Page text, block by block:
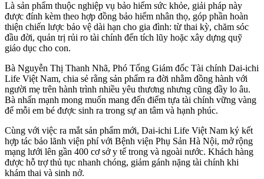
Là sản phẩm thuộc nghiệp vụ bảo hiểm sức khỏe, giải pháp này
được đính kèm theo hợp đồng bảo hiểm nhân thọ, góp phần hoàn
thiện chiến lược bảo vệ dài hạn cho gia đình: từ thai kỳ, chăm sóc
đầu đời, quản trị rủi ro tài chính đến tích lũy hoặc xây dựng quỹ
giáo dục cho con.
Bà Nguyễn Thị Thanh Nhã, Phó Tổng Giám đốc Tài chính Dai-ichi
Life Việt Nam, chia sẻ rằng sản phẩm ra đời nhằm đồng hành với
người mẹ trên hành trình nhiều yêu thương nhưng cũng đầy lo âu.
Bà nhấn mạnh mong muốn mang đến điểm tựa tài chính vững vàng
để mỗi em bé được sinh ra trong sự an tâm và hạnh phúc.
Cùng với việc ra mắt sản phẩm mới, Dai-ichi Life Việt Nam ký kết
hợp tác bảo lãnh viện phí với Bệnh viện Phụ Sản Hà Nội, mở rộng
mạng lưới lên gần 400 cơ sở y tế trong và ngoài nước. Khách hàng
được hỗ trợ thủ tục nhanh chóng, giảm gánh nặng tài chính khi
khám thai và sinh nở.